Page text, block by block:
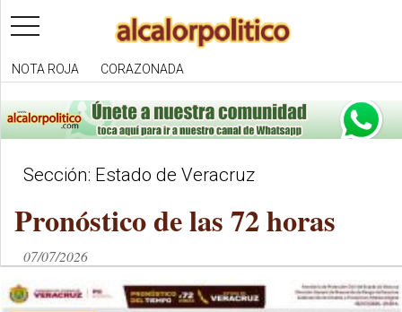
toggle
navigation
NOTA ROJA CORAZONADA
Sección: Estado de Veracruz
Pronóstico de las 72 horas
07/07/2026